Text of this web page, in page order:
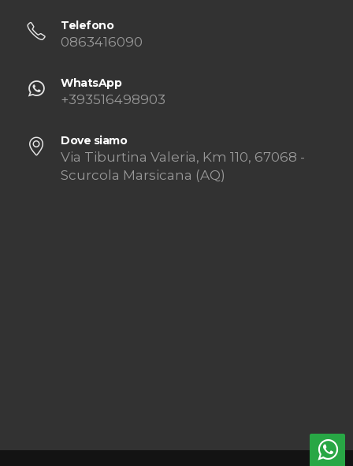
Telefono
0863416090
WhatsApp
+393516498903
Dove siamo
Via Tiburtina Valeria, Km 110, 67068 -
Scurcola Marsicana (AQ)